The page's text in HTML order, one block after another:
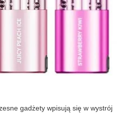
gadżety wpisują się w wystrój